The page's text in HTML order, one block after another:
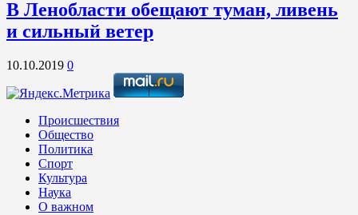
В Ленобласти обещают туман, ливень
и сильный ветер
10.10.2019 0
Происшествия
Общество
Политика
Спорт
Культура
Наука
О важном